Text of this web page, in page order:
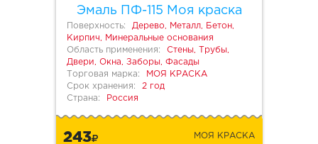
Эмаль ПФ-115 Моя краска
Поверхность:
Дерево, Металл, Бетон,
Кирпич, Минеральные основания
Область применения:
Стены, Трубы,
Двери, Окна, Заборы, Фасады
Торговая марка:
МОЯ КРАСКА
Срок хранения:
2 год
Страна:
Россия
243 МОЯ КРАСКА